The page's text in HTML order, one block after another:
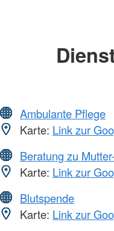
Ambulante Pflege
Karte: Link zur
Beratung zu
Karte: Link zur
Blutspende
Karte: Link zur